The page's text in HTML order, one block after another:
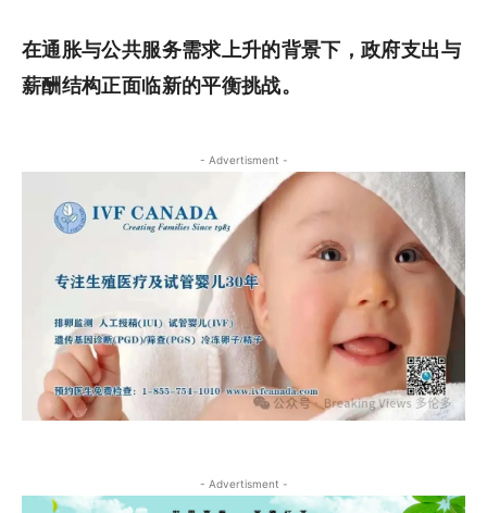
在通胀与公共服务需求上升的背景下，政府支出与
薪酬结构正面临新的平衡挑战。
- Advertisment -
- Advertisment -